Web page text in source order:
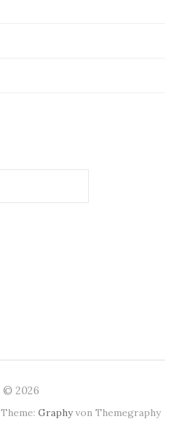
© 2026
Theme: Graphyvon Themegraphy